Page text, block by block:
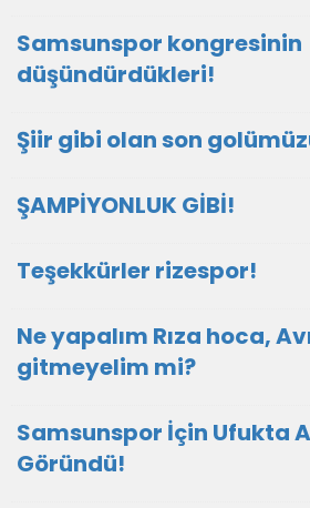
Samsunspor kongresinin
düşündürdükleri!
Şiir gibi olan son
ŞAMPİYONLUK GİBİ!
Teşekkürler rizespor!
Ne yapalım Rıza hoca,
gitmeyelim mi?
Samsunspor İçin Ufukta
Göründü!